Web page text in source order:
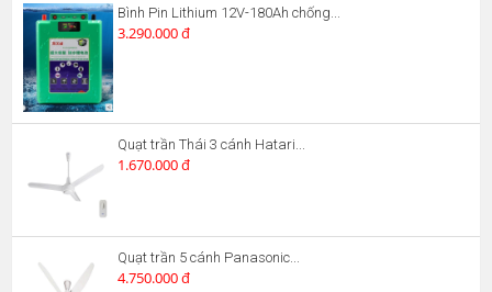
Bình Pin Lithium 12V-180Ah chống...
3.290.000 đ
Quạt trần Thái 3 cánh Hatari...
1.670.000 đ
Quạt trần 5 cánh Panasonic...
4.750.000 đ